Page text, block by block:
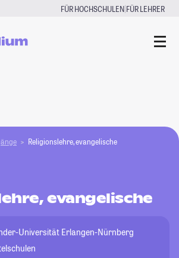
FÜR HOCHSCHULEN|FÜR LEHRER
Religionslehre, evangelische
evangelische
Universität Erlangen-Nürnberg